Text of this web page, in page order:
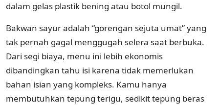
dalam gelas plastik bening atau botol mungil.
Bakwan sayur adalah “gorengan sejuta umat” yang
tak pernah gagal menggugah selera saat berbuka.
Dari segi biaya, menu ini lebih ekonomis
dibandingkan tahu isi karena tidak memerlukan
bahan isian yang kompleks. Kamu hanya
membutuhkan tepung terigu, sedikit tepung beras